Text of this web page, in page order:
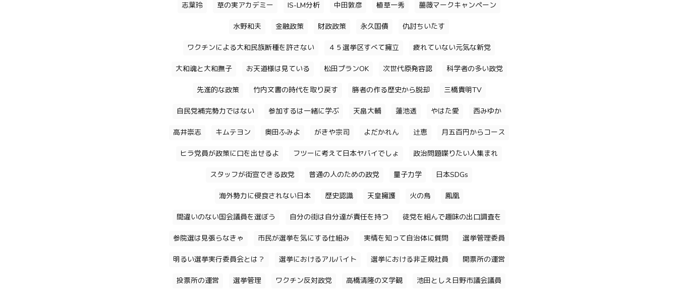
志葉玲 草の実アカデミー IS-LM分析 中田敦彦 植草一秀 薔薇マークキャンペーン
水野和夫 金融政策 財政政策 永久国債 仇討ちいたす
ワクチンによる大和民族断種を許さない ４５選挙区すべて擁立 疲れていない元気な新党
大和魂と大和撫子 お天道様は見ている 松田プランOK 次世代原発容認 科学者の多い政党
先進的な政策 竹内文書の時代を取り戻す 勝者の作る歴史から脱却 三橋貴明TV
自民党補完勢力ではない 参加するは一緒に学ぶ 天畠大輔 蓮池透 やはた愛 西みゆか
高井崇志 キムテヨン 奥田ふみよ がきや宗司 よだかれん 辻恵 月五百円からコース
ヒラ党員が政策に口を出せるよ フツーに考えて日本ヤバイでしょ 政治問題喋りたい人集まれ
スタッフが街宣できる政党 普通の人のための政党 量子力学 日本SDGs
海外勢力に侵食されない日本 歴史認識 天皇擁護 火の鳥 鳳凰
間違いのない国会議員を選ぼう 自分の街は自分達が責任を持つ 徒党を組んで趣味の出口調査を
参院選は見張らなきゃ 市民が選挙を気にする仕組み 実情を知って自治体に質問 選挙管理委員
明るい選挙実行委員会とは？ 選挙におけるアルバイト 選挙における非正規社員 開票所の運営
投票所の運営 選挙管理 ワクチン反対政党 高橋清隆の文学観 池田としえ日野市議会議員